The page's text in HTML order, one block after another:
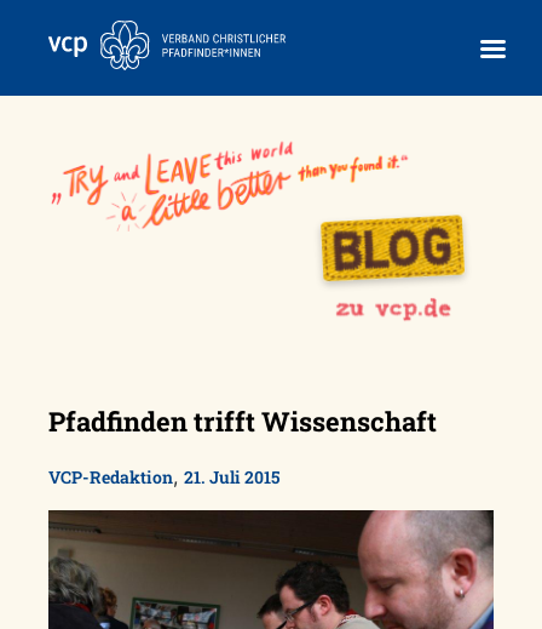
Pfadfinden trifft Wissenschaft
VCP-Redaktion, 21. Juli 2015